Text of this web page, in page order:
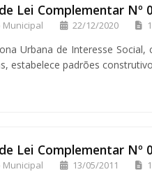
Lei Complementar Nº
22/12/2020 1
Urbana de Interesse
estabelece padrões
Lei Complementar Nº
13/05/2011 1